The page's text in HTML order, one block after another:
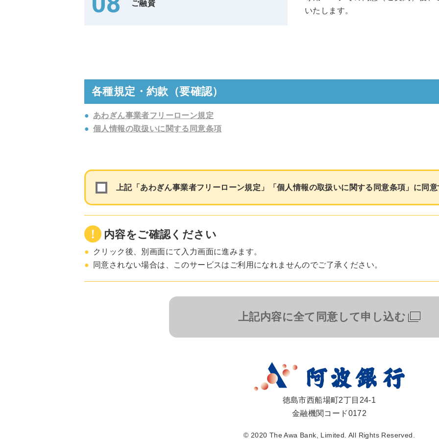
ご融資
いたします。
各種規定・約款（要確認）
● あわぎん事業者フリーローン規定
● 個人情報の取扱いに関する同意条項
上記「あわぎん事業者フリーローン規定」「個人情報の取扱いに関する同意条項」に同
内容をご確認ください
●
クリック後、別画面にて入力画面に進みます。
●
同意されない場合は、このサービスはご利用になれませんのでご了承ください。
上記内容に全て同意して申し込む
徳島市西船場町2丁目24-1
金融機関コード0172
© 2020 The Awa Bank, Limited. All Rights Reserved.